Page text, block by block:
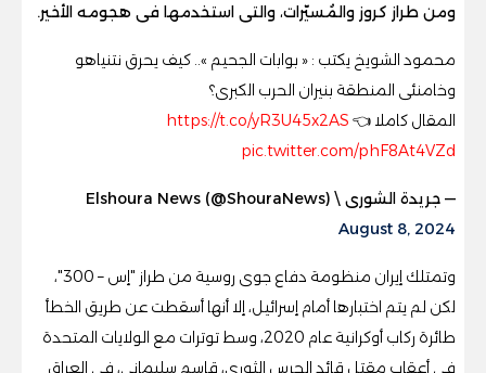
ومن طراز كروز والمُسيّرات، والتى استخدمها فى هجومه الأخير.
محمود الشويخ يكتب : « بوابات الجحيم ».. كيف يحرق نتنياهو
وخامنئى المنطقة بنيران الحرب الكبرى؟
المقال كاملا 👈 https://t.co/yR3U45x2AS
pic.twitter.com/phF8At4VZd
— جريدة الشورى \ Elshoura News (@ShouraNews)
August 8, 2024
وتمتلك إيران منظومة دفاع جوى روسية من طراز "إس – 300"،
لكن لم يتم اختبارها أمام إسرائيل، إلا أنها أسقطت عن طريق الخطأ
طائرة ركاب أوكرانية عام 2020، وسط توترات مع الولايات المتحدة
فى أعقاب مقتل قائد الحرس الثورى، قاسم سليمانى، فى العراق